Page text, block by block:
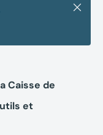
Fermer
Caisse de
et